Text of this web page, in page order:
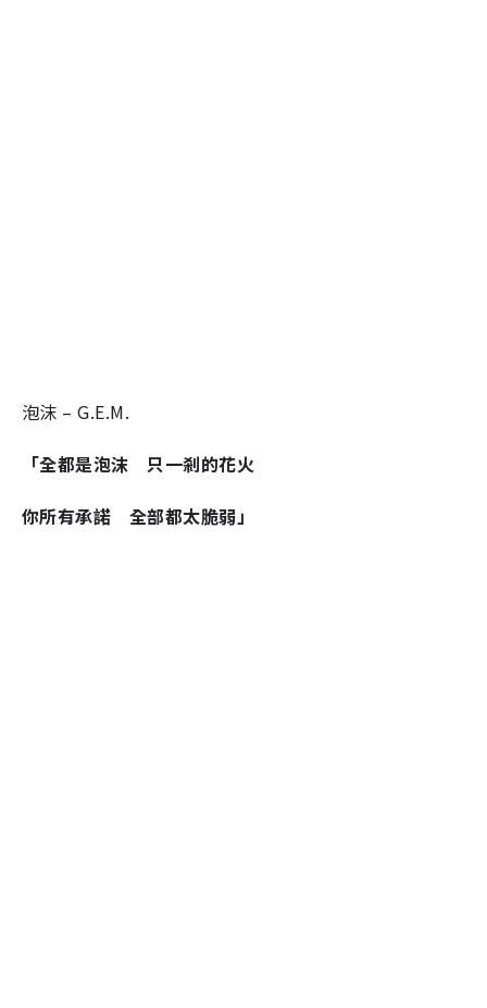
泡沫 – G.E.M.
「全都是泡沫 只一剎的花火
你所有承諾 全部都太脆弱」